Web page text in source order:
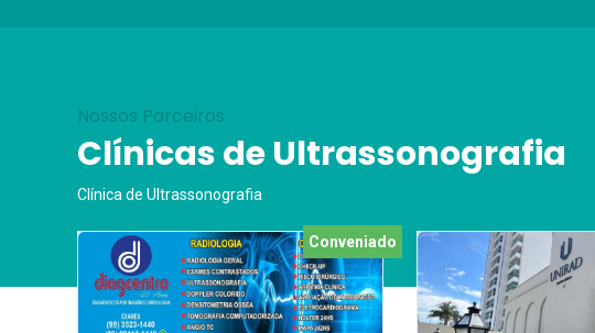
Nossos Parceiros
Clínicas de Ultrassonografia
Clínica de Ultrassonografia
Conveniado